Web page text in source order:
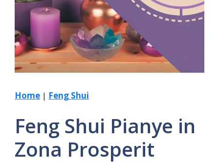
Home | Feng Shui
Feng Shui Pianye in
Zona Prosperit